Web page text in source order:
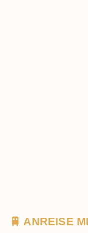
🚆 ANREISE